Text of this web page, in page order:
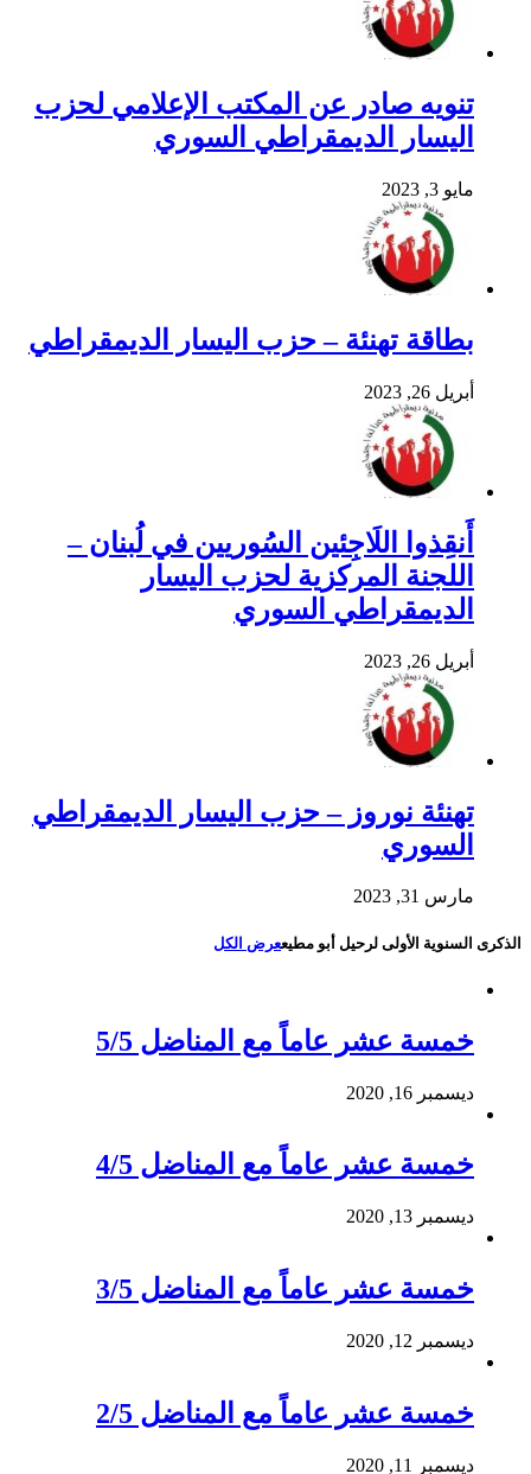
تنويه صادر عن المكتب الإعلامي لحزب
اليسار الديمقراطي السوري
مايو 3, 2023
بطاقة تهنئة – حزب اليسار الديمقراطي
أبريل 26, 2023
أَنقِذوا اللَاجِئين السُوريين في لُبنان –
اللجنة المركزية لحزب اليسار
الديمقراطي السوري
أبريل 26, 2023
تهنئة نوروز – حزب اليسار الديمقراطي
السوري
مارس 31, 2023
الذكرى السنوية الأولى لرحيل أبو مطيععرض الكل
خمسة عشر عاماً مع المناضل 5/5
ديسمبر 16, 2020
خمسة عشر عاماً مع المناضل 4/5
ديسمبر 13, 2020
خمسة عشر عاماً مع المناضل 3/5
ديسمبر 12, 2020
خمسة عشر عاماً مع المناضل 2/5
ديسمبر 11, 2020